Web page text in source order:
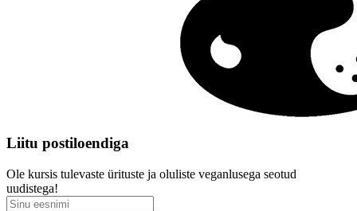
Liitu postiloendiga
Ole kursis tulevaste ürituste ja oluliste veganlusega seotud
uudistega!